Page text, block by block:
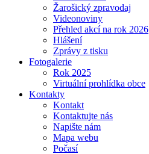
Žarošický zpravodaj
Videonoviny
Přehled akcí na rok 2026
Hlášení
Zprávy z tisku
Fotogalerie
Rok 2025
Virtuální prohlídka obce
Kontakty
Kontakt
Kontaktujte nás
Napište nám
Mapa webu
Počasí